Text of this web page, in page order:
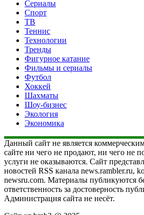
Сериалы
Спорт
ТВ
Теннис
Технологии
Тренды
Фигурное катание
Фильмы и сериалы
Футбол
Хоккей
Шахматы
Шоу-бизнес
Экология
Экономика
Данный сайт не является
сайте ни чего не продают, ни чего не
услуги не оказываются. Сайт
новостей RSS канала news.rambler.ru,
newsru.com. Материалы публикуются
ответственность за достоверность
Администрация сайта не несёт.